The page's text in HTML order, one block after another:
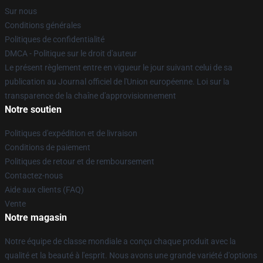
Sur nous
Conditions générales
Politiques de confidentialité
DMCA - Politique sur le droit d'auteur
Le présent règlement entre en vigueur le jour suivant celui de sa
publication au Journal officiel de l'Union européenne. Loi sur la
transparence de la chaîne d'approvisionnement
Notre soutien
Politiques d'expédition et de livraison
Conditions de paiement
Politiques de retour et de remboursement
Contactez-nous
Aide aux clients (FAQ)
Vente
Notre magasin
Notre équipe de classe mondiale a conçu chaque produit avec la
qualité et la beauté à l'esprit. Nous avons une grande variété d'options